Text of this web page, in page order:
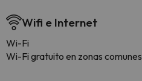
Wifi e Internet
Wi-Fi
Wi-Fi gratuito en zonas comunes